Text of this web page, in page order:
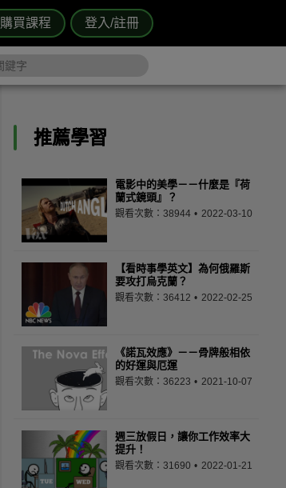
購買課程 登入/註冊
推薦學習
電影中的美學－－什麼是『荷
蘭式鏡頭』？
觀看次數：38944 2022-03-10
【看時事學英文】為何俄羅斯
要攻打烏克蘭？
觀看次數：36412 2022-02-25
《諾瓦效應》－－骨牌般相依
的好運與厄運
觀看次數：36223 2021-10-07
週三放假日，讓你工作效率大
提升！
觀看次數：31690 2022-01-21